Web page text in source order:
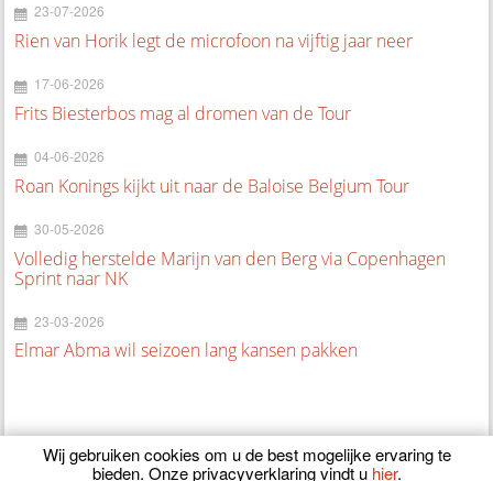
23-07-2026
Rien van Horik legt de microfoon na vijftig jaar neer
17-06-2026
Frits Biesterbos mag al dromen van de Tour
04-06-2026
Roan Konings kijkt uit naar de Baloise Belgium Tour
30-05-2026
Volledig herstelde Marijn van den Berg via Copenhagen
Sprint naar NK
23-03-2026
Elmar Abma wil seizoen lang kansen pakken
Wij gebruiken cookies om u de best mogelijke ervaring te
bieden. Onze privacyverklaring vindt u hier.